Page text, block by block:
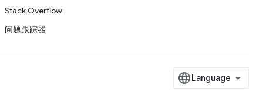
Stack Overflow
问题跟踪器